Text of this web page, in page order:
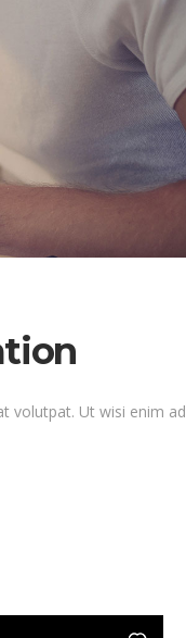
volutpat. Ut wisi enim ad